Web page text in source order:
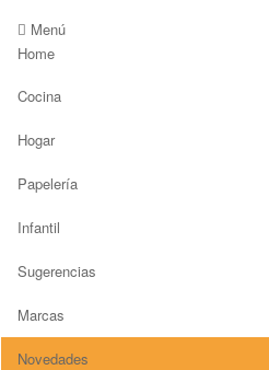
Menú
Home
Cocina
Hogar
Papelería
Infantil
Sugerencias
Marcas
Novedades